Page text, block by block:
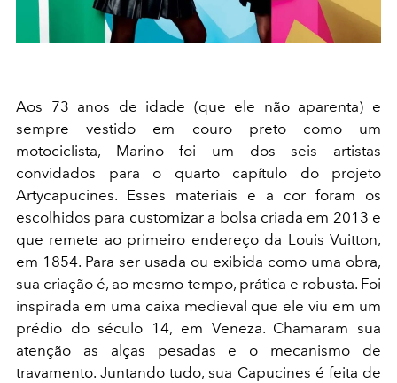
Aos 73 anos de idade (que ele não aparenta) e
sempre vestido em couro preto como um
motociclista, Marino foi um dos seis artistas
convidados para o quarto capítulo do projeto
Artycapucines. Esses materiais e a cor foram os
escolhidos para customizar a bolsa criada em 2013 e
que remete ao primeiro endereço da Louis Vuitton,
em 1854. Para ser usada ou exibida como uma obra,
sua criação é, ao mesmo tempo, prática e robusta. Foi
inspirada em uma caixa medieval que ele viu em um
prédio do século 14, em Veneza. Chamaram sua
atenção as alças pesadas e o mecanismo de
travamento. Juntando tudo, sua Capucines é feita de